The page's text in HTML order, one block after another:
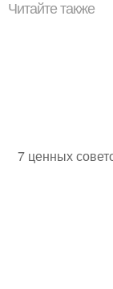
Читайте также
7 ценных